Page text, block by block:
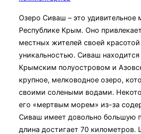
Озеро Сиваш – это удивительное
Республике Крым. Оно
местных жителей своей красотой
уникальностью. Сиваш
Крымским полуостровом и
крупное, мелководное озеро,
своими солеными водами.
его «мертвым морем» из-за
Сиваш имеет довольно большую
длина достигает 70